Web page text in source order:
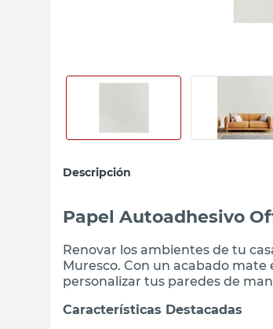
Descripción
Papel Autoadhesivo
Renovar los ambientes de tu
Muresco. Con un acabado
personalizar tus paredes de
Características Destacadas